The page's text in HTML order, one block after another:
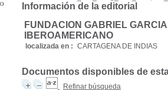
Información de la editorial
FUNDACION GABRIEL
IBEROAMERICANO
localizada en : CARTAGENA DE INDIAS
Documentos disponibles de
Refinar búsqueda